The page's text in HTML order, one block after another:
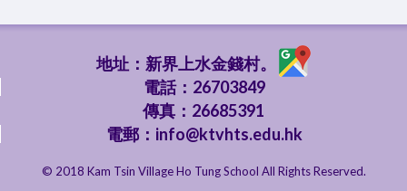
地址：新界上水金錢村。
電話：26703849
傳真：26685391
電郵： info@ktvhts.edu.hk
© 2018 Kam Tsin Village Ho Tung School All Rights Reserved.